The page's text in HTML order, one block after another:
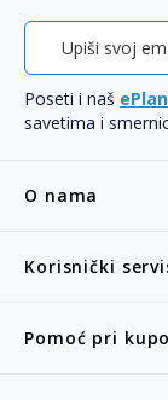
O nama
Korisnički
Pomoć pri
Poseti i naš
savetima i